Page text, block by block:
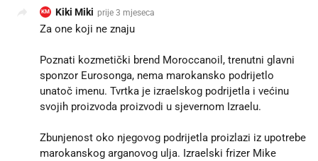
KM Kiki Miki prije 3 mjeseca
Za one koji ne znaju
Poznati kozmetički brend Moroccanoil, trenutni glavni
sponzor Eurosonga, nema marokansko podrijetlo
unatoč imenu. Tvrtka je izraelskog podrijetla i većinu
svojih proizvoda proizvodi u sjevernom Izraelu.
Zbunjenost oko njegovog podrijetla proizlazi iz upotrebe
marokanskog arganovog ulja. Izraelski frizer Mike